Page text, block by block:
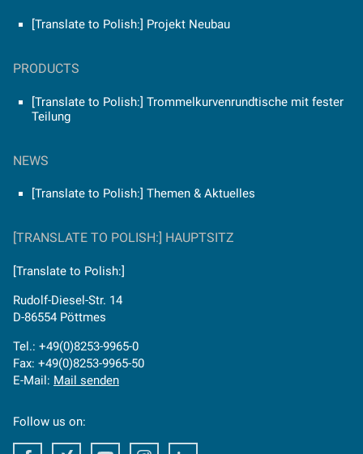
[Translate to Polish:] Projekt Neubau
PRODUCTS
[Translate to Polish:] Trommelkurvenrundtische mit fester
Teilung
NEWS
[Translate to Polish:] Themen & Aktuelles
[TRANSLATE TO POLISH:] HAUPTSITZ
[Translate to Polish:]
Rudolf-Diesel-Str. 14
D-86554 Pöttmes
Tel.: +49(0)8253-9965-0
Fax: +49(0)8253-9965-50
E-Mail: Mail senden
Follow us on:
FacebookFacebookYoutube Instagram